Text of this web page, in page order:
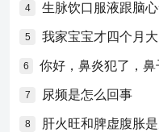
4 生脉饮口服液跟脑
5 我家宝宝才四个月
6
7 尿频是怎么回事
8 肝火旺和脾虚腹胀